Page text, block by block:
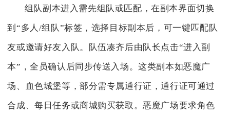
组队副本进入需先组队或匹配，在副本界面切换
到“多人/组队”标签，选择目标副本后，可一键匹配队
友或邀请好友入队。队伍凑齐后由队长点击“进入副
本”，全员确认后同步传送入场。这类副本如恶魔广
场、血色城堡等，部分需专属通行证，通行证可通过
合成、每日任务或商城购买获取。恶魔广场要求角色